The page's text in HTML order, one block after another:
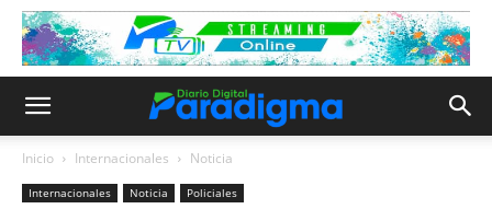
Inicio Internacionales Noticia
Internacionales Noticia Policiales